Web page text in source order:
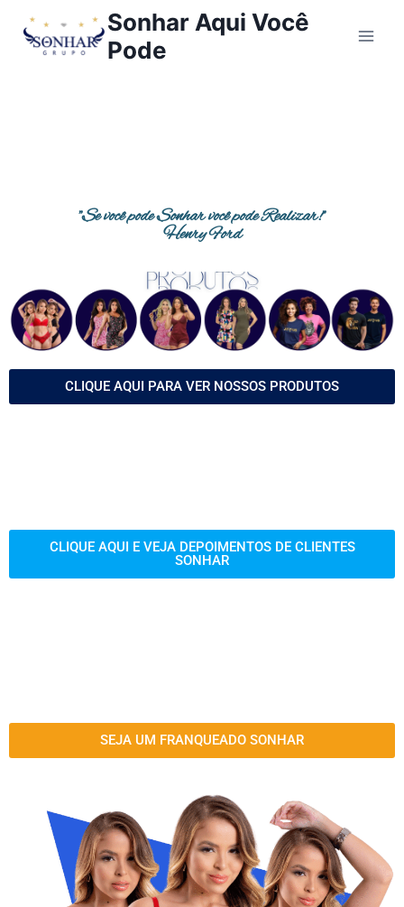
Sonhar Aqui Você
Pode
"Se você pode Sonhar você pode Realizar!"
Henry Ford
CLIQUE AQUI PARA VER NOSSOS PRODUTOS
CLIQUE AQUI E VEJA DEPOIMENTOS DE CLIENTES
SONHAR
SEJA UM FRANQUEADO SONHAR